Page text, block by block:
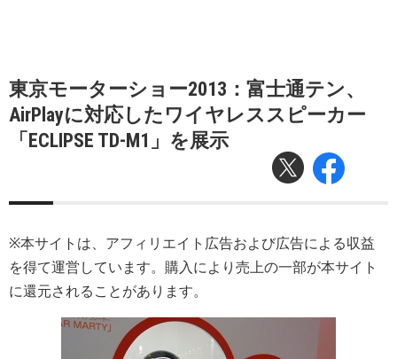
東京モーターショー2013：富士通テン、
AirPlayに対応したワイヤレススピーカー
「ECLIPSE TD-M1」を展示
※本サイトは、アフィリエイト広告および広告による収益
を得て運営しています。購入により売上の一部が本サイト
に還元されることがあります。